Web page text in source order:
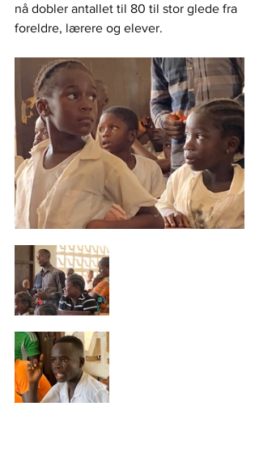
nå dobler antallet til 80 til stor glede fra
foreldre, lærere og elever.